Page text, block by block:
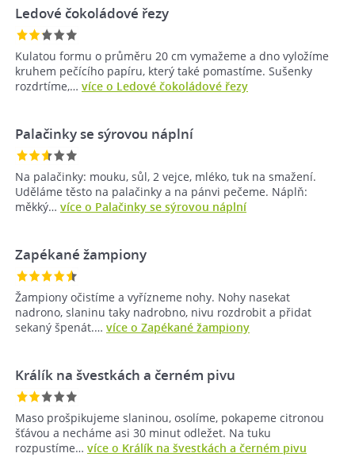
Ledové čokoládové řezy
Kulatou formu o průměru 20 cm vymažeme a dno vyložíme
kruhem pečícího papíru, který také pomastíme. Sušenky
rozdrtíme,… více o Ledové čokoládové řezy
Palačinky se sýrovou náplní
Na palačinky: mouku, sůl, 2 vejce, mléko, tuk na smažení.
Uděláme těsto na palačinky a na pánvi pečeme. Náplň:
měkký… více o Palačinky se sýrovou náplní
Zapékané žampiony
Žampiony očistíme a vyřízneme nohy. Nohy nasekat
nadrono, slaninu taky nadrobno, nivu rozdrobit a přidat
sekaný špenát.… více o Zapékané žampiony
Králík na švestkách a černém pivu
Maso prošpikujeme slaninou, osolíme, pokapeme citronou
šťávou a necháme asi 30 minut odležet. Na tuku
rozpustíme… více o Králík na švestkách a černém pivu